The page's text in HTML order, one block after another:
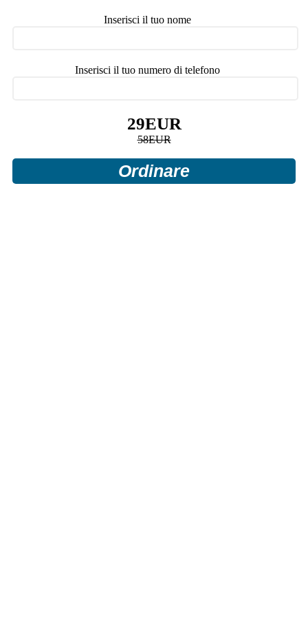
Inserisci il tuo nome
Inserisci il tuo numero di telefono
29EUR
58EUR
Ordinare